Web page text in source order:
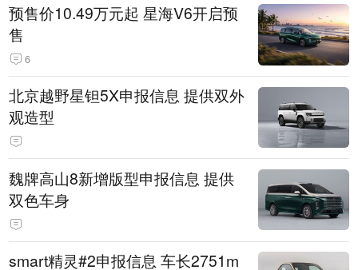
预售价10.49万元起 星海V6开启预
售
6
北京越野星钽5X申报信息 提供双外
观造型
魏牌高山8新增版型申报信息 提供
双色车身
smart精灵#2申报信息 车长2751m